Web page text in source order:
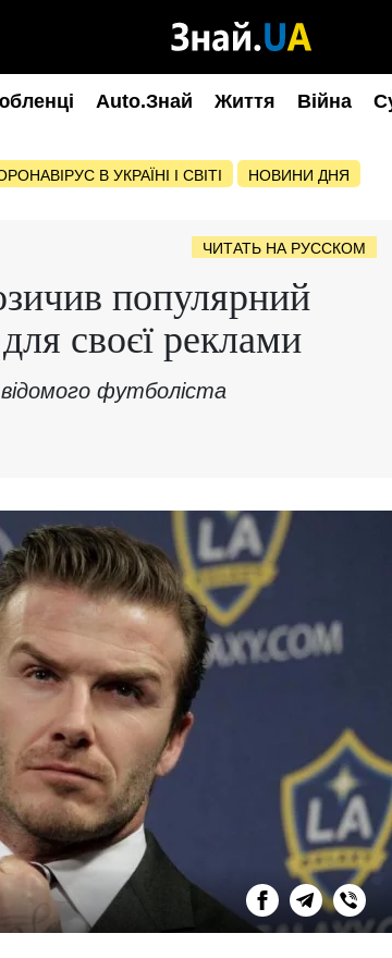
Auto.Знай Життя Війна
В УКРАЇНІ І СВІТІ НОВИНИ ДНЯ
ЧИТАТЬ НА РУССКОМ
популярний
своєї реклами
відомого футболіста